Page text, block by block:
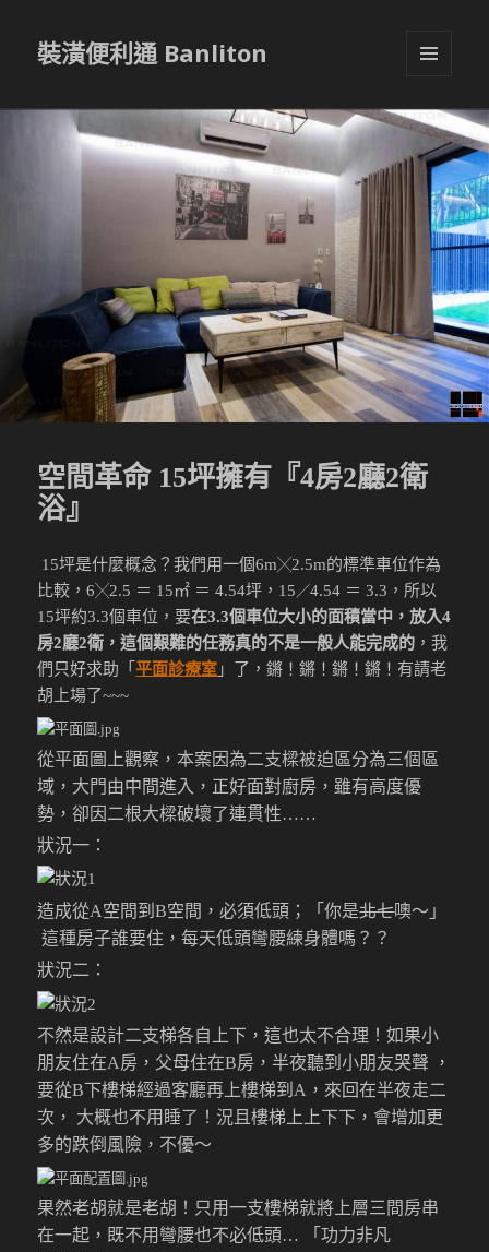
裝潢便利通 Banliton
小工具
空間革命 15坪擁有『4房2廳2衛
浴』
15坪是什麼概念？我們用一個6m╳2.5m的標準車位作為
比較，6 ╳2.5 ＝ 15㎡ ＝ 4.54坪，15 ／4.54 ＝ 3.3，所以
15坪約3.3個車位，要在3.3個車位大小的面積當中，放入4
房2廳2衛，這個艱難的任務真的不是一般人能完成的 ，我
們只好求助「平面診療室 」了，鏘！鏘！鏘！鏘！有請老
胡上場了~~~
從平面圖上觀察，本案因為二支樑被迫區分為三個區
域，大門由中間進入，正好面對廚房，雖有高度優
勢，卻因二根大樑破壞了連貫性……
狀況一：
造成從A空間到B空間，必須低頭；「你是北七噢～」
這種房子誰要住，每天低頭彎腰練身體嗎？？
狀況二：
不然是設計二支梯各自上下，這也太不合理！如果小
朋友住在A房，父母住在B房，半夜聽到小朋友哭聲 ，
要從B下樓梯經過客廳再上樓梯到A，來回在半夜走二
次， 大概也不用睡了！況且樓梯上上下下，會增加更
多的跌倒風險，不優～
果然老胡就是老胡！只用一支樓梯就將上層三間房串
在一起，既不用彎腰也不必低頭… 「功力非凡